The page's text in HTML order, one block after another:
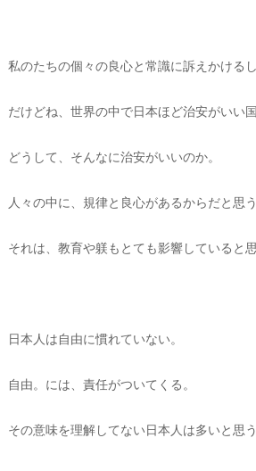
私のたちの個々の良心と常識に訴えかける
だけどね、世界の中で日本ほど治安がいい
どうして、そんなに治安がいいのか。
人々の中に、規律と良心があるからだと思う
それは、教育や躾もとても影響していると思
日本人は自由に慣れていない。
自由。には、責任がついてくる。
その意味を理解してない日本人は多いと思う